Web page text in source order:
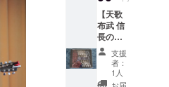
情報発信を
依頼され、
綾川町商工
会youtube
チャンネル
ビー収
録の
DVD（
綾川町
民200名
以上参
加）
から ラ
ンチョ
ンマッ
トをデ
ザイン
してほ
しいと
い依頼
【天歌
布武 信
長の家
臣バン
ド1stア
ルバム
CD】 天
支援
者：
1人